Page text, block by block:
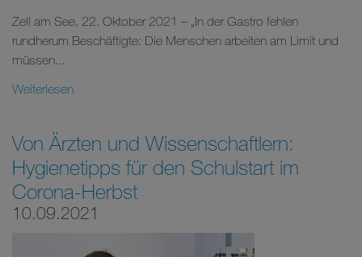
Zell am See, 22. Oktober 2021 – „In der Gastro fehlen
rundherum Beschäftigte: Die Menschen arbeiten am Limit und
müssen...
Weiterlesen
Von Ärzten und Wissenschaftlern:
Hygienetipps für den Schulstart im
Corona-Herbst
10.09.2021